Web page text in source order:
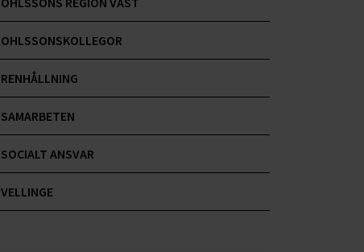
OHLSSONSKOLLEGOR
RENHÅLLNING
SAMARBETEN
SOCIALT ANSVAR
VELLINGE